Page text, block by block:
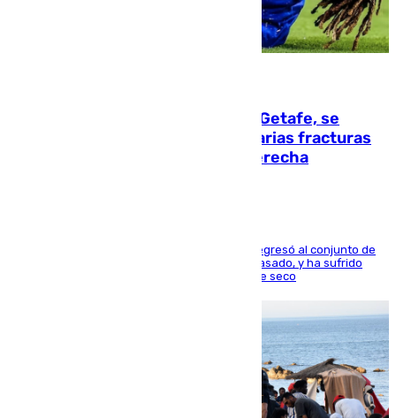
Christantus Uche, delantero del Getafe, se
perderá toda la temporada por varias fracturas
en los ligamentos de su rodilla derecha
El centrocampista reconvertido en atacante regresó al conjunto de
la capital, después de salir obligado el curso pasado, y ha sufrido
una lesión que lo mantendrá un año en el dique seco